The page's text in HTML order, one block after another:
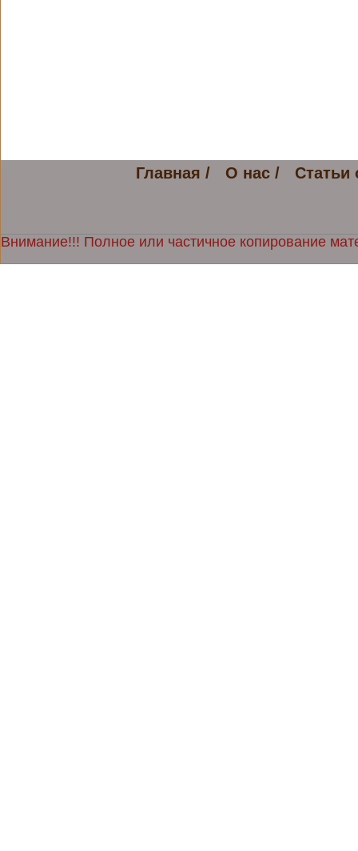
Главная / О нас / Статьи
Внимание!!! Полное или частичное копирование